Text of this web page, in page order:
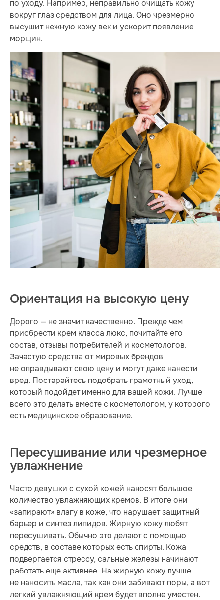
по уходу. Например, неправильно очищать кожу
вокруг глаз средством для лица. Оно чрезмерно
высушит нежную кожу век и ускорит появление
морщин.
Ориентация на высокую цену
Дорого — не значит качественно. Прежде чем
приобрести крем класса люкс, почитайте его
состав, отзывы потребителей и косметологов.
Зачастую средства от мировых брендов
не оправдывают свою цену и могут даже нанести
вред. Постарайтесь подобрать грамотный уход,
который подойдет именно для вашей кожи. Лучше
всего это делать вместе с косметологом, у которого
есть медицинское образование.
Пересушивание или чрезмерное
увлажнение
Часто девушки с сухой кожей наносят большое
количество увлажняющих кремов. В итоге они
«запирают» влагу в коже, что нарушает защитный
барьер и синтез липидов. Жирную кожу любят
пересушивать. Обычно это делают с помощью
средств, в составе которых есть спирты. Кожа
подвергается стрессу, сальные железы начинают
работать еще активнее. На жирную кожу лучше
не наносить масла, так как они забивают поры, а вот
легкий увлажняющий крем будет вполне уместен.